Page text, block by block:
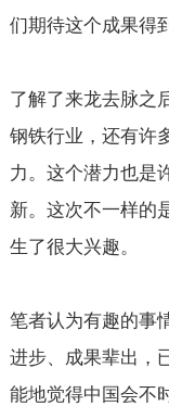
们期待这个成果得
了解了来龙去脉之
钢铁行业，还有许
力。这个潜力也是
新。这次不一样的
生了很大兴趣。
笔者认为有趣的事
进步、成果辈出，
能地觉得中国会不